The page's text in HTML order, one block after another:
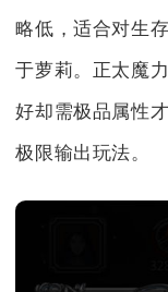
略低，适合对生
于萝莉。正太魔
好却需极品属性
极限输出玩法。